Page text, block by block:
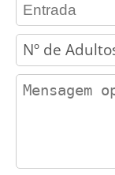
adults
contact_message